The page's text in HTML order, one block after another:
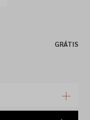
GRÁTIS